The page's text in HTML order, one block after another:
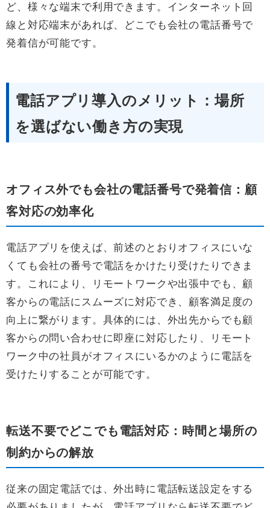
ど、様々な端末で利用できます。インターネット回
線と対応端末があれば、どこでも会社の電話番号で
発着信が可能です。
電話アプリ導入のメリット：場所
を選ばない働き方の実現
オフィス外でも会社の電話番号で発着信：顧
客対応の効率化
電話アプリを使えば、前述のとおりオフィスにいな
くても会社の番号で電話をかけたり受けたりできま
す。これにより、リモートワークや出張中でも、顧
客からの電話にスムーズに対応でき、顧客満足度の
向上に繋がります。具体的には、外出先からでも顧
客からの問い合わせに即座に対応したり、リモート
ワーク中の社員がオフィスにいるかのように電話を
受けたりすることが可能です。
転送不要でどこでも電話対応：時間と場所の
制約からの解放
従来の固定電話では、外出時に電話転送設定をする